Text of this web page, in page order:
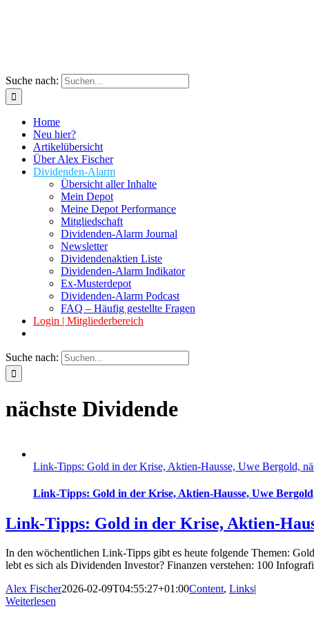
Suche nach:
Home
Neu hier?
Artikelübersicht
Über Alex Fischer
Dividenden-Alarm
Übersicht aller Inhalte
Mein Depot
Meine Depot Performance
Mitgliedschaft
Dividenden-Alarm Journal
Newsletter
Dividendenaktien Liste
Dividenden-Alarm Indikator
Ex-Musterdepot
Dividenden-Alarm Podcast
FAQ – Häufig gestellte Fragen
Login | Mitgliederbereich
Suche nach:
nächste Dividende
Link-Tipps: Gold in der Krise, Aktien-Hausse, Uwe Bergold,
Link-Tipps: Gold in der Krise, Aktien-Hausse, Uwe
Link-Tipps: Gold in der Krise, Aktien-
In den wöchentlichen Link-Tipps gibt es heute folgende Themen:
lebt es sich als Dividenden Investor? Finanzen verstehen: 100
Alex Fischer2026-02-09T04:55:27+01:00Content, Links|
Weiterlesen